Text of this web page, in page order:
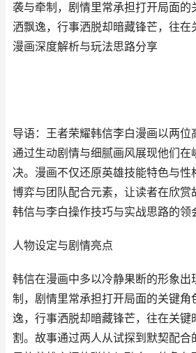
袭与牵制，剧情里常承担打开局面的
洒飘逸，行事洒脱却暗藏锋芒，往在
漫画深度解析与玩法思路分享
导语：王者荣耀韩信李白漫画以两位
通过生动剧情与细腻画风展现他们在
决。漫画不仅还原英雄技能特色与性
博弈与团队配合元素，让读者在欣赏
韩信与李白操作技巧与实战思路的领
人物设定与剧情亮点
韩信在漫画中多以冷静果断的形象出
制，剧情里常承担打开局面的关键角
逸，行事洒脱却暗藏锋芒，往在关键
割。故事通过两人从试探到默契配合